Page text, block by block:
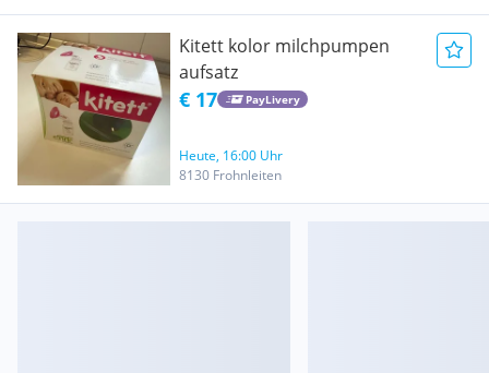
Kitett kolor milchpumpen
aufsatz
€ 17 PayLivery
Heute, 16:00 Uhr
8130 Frohnleiten